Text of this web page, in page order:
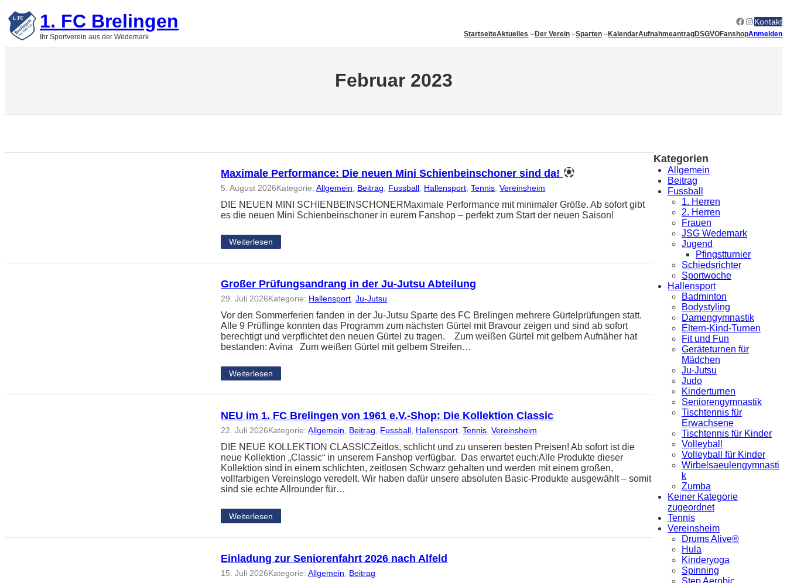
Zum
Inhalt
springen1. FC Brelingen
Ihr Sportverein aus der Wedemark
Facebook
Instagram
Kontakt
StartseiteAktuelles Der Verein Sparten KalendarAufnahmeantragDSGVOFanshopAnmelden
Februar 2023
Maximale Performance: Die neuen Mini Schienbeinschoner sind da!
5. August 2026Kategorie:Allgemein Beitrag Fussball Hallensport , Tennis , Vereinsheim
DIE NEUEN MINI SCHIENBEINSCHONERMaximale Performance mit minimaler Größe. Ab sofort gibt
es die neuen Mini Schienbeinschoner in eurem Fanshop – perfekt zum Start der neuen Saison!
Weiterlesen
Großer Prüfungsandrang in der Ju-Jutsu Abteilung
29. Juli 2026Kategorie: Hallensport , Ju-Jutsu
Vor den Sommerferien fanden in der Ju-Jutsu Sparte des FC Brelingen mehrere Gürtelprüfungen statt.
Alle 9 Prüflinge konnten das Programm zum nächsten Gürtel mit Bravour zeigen und sind ab sofort
berechtigt und verpflichtet den neuen Gürtel zu tragen. Zum weißen Gürtel mit gelbem Aufnäher hat
bestanden: Avina Zum weißen Gürtel mit gelbem Streifen…
Weiterlesen
NEU im 1. FC Brelingen von 1961 e.V.-Shop: Die Kollektion Classic
22. Juli 2026Kategorie:Allgemein, Beitrag, Fussball, Hallensport, Tennis, Vereinsheim
DIE NEUE KOLLEKTION CLASSICZeitlos, schlicht und zu unseren besten Preisen! Ab sofort ist die
neue Kollektion „Classic“ in unserem Fanshop verfügbar. Das erwartet euch:Alle Produkte dieser
Kollektion sind in einem schlichten, zeitlosen Schwarz gehalten und werden mit einem großen,
vollfarbigen Vereinslogo veredelt. Wir haben dafür unsere absoluten Basic-Produkte ausgewählt – somit
sind sie echte Allrounder für…
Weiterlesen
Einladung zur Seniorenfahrt 2026 nach Alfeld
15. Juli 2026Kategorie:Allgemein Beitrag
Kategorien
Allgemein
Beitrag
Fussball
1. Herren
2. Herren
Frauen
JSG Wedemark
Jugend
Pfingstturnier
Schiedsrichter
Sportwoche
Hallensport
Badminton
Bodystyling
Damengymnastik
Eltern-Kind-Turnen
Fit und Fun
Geräteturnen für
Mädchen
Ju-Jutsu
Judo
Kinderturnen
Seniorengymnastik
Tischtennis für
Erwachsene
Tischtennis für Kinder
Volleyball
Volleyball für Kinder
Wirbelsaeulengymnasti
k
Zumba
Keiner Kategorie
zugeordnet
Tennis
Vereinsheim
Drums Alive®
Hula
Kinderyoga
Spinning
Step Aerobic